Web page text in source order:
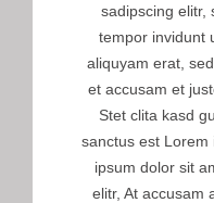
sadipscing elitr,
tempor invidunt
aliquyam erat,
et accusam et
Stet clita kasd
sanctus est Lorem
ipsum dolor sit
elitr, At accusam